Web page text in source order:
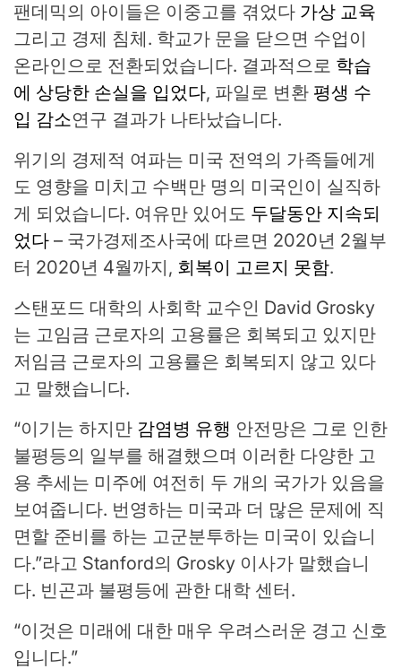
팬데믹의 아이들은 이중고를 겪었다 가상 교육
그리고 경제 침체. 학교가 문을 닫으면 수업이
온라인으로 전환되었습니다. 결과적으로 학습
에 상당한 손실을 입었다, 파일로 변환 평생 수
입 감소연구 결과가 나타났습니다.
위기의 경제적 여파는 미국 전역의 가족들에게
도 영향을 미치고 수백만 명의 미국인이 실직하
게 되었습니다. 여유만 있어도 두달동안 지속되
었다 – 국가경제조사국에 따르면 2020년 2월부
터 2020년 4월까지, 회복이 고르지 못함.
스탠포드 대학의 사회학 교수인 David Grosky
는 고임금 근로자의 고용률은 회복되고 있지만
저임금 근로자의 고용률은 회복되지 않고 있다
고 말했습니다.
“이기는 하지만 감염병 유행 안전망은 그로 인한
불평등의 일부를 해결했으며 이러한 다양한 고
용 추세는 미주에 여전히 두 개의 국가가 있음을
보여줍니다. 번영하는 미국과 더 많은 문제에 직
면할 준비를 하는 고군분투하는 미국이 있습니
다.”라고 Stanford의 Grosky 이사가 말했습니
다. 빈곤과 불평등에 관한 대학 센터.
“이것은 미래에 대한 매우 우려스러운 경고 신호
입니다.”